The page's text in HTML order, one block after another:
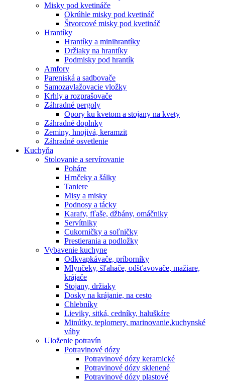
Misky pod kvetináče
Okrúhle misky pod kvetináč
Štvorcové misky pod kvetináč
Hrantíky
Hrantíky a minihrantíky
Držiaky na hrantíky
Podmisky pod hrantík
Amfory
Pareniská a sadbovače
Samozavlažovacie vložky
Krhly a rozprašovače
Záhradné pergoly
Opory ku kvetom a stojany na kvety
Záhradné doplnky
Zeminy, hnojivá, keramzit
Záhradné osvetlenie
Kuchyňa
Stolovanie a servírovanie
Poháre
Hrnčeky a šálky
Taniere
Misy a misky
Podnosy a tácky
Karafy, fľaše, džbány, omáčniky
Servítniky
Cukorničky a soľničky
Prestierania a podložky
Vybavenie kuchyne
Odkvapkávače, príborníky
Mlynčeky, šľahače, odšťavovače, mažiare,
krájače
Stojany, držiaky
Dosky na krájanie, na cesto
Chlebníky
Lieviky, sitká, cedníky, haluškáre
Minútky, teplomery, marinovanie,kuchynské
váhy
Uloženie potravín
Potravinové dózy
Potravinové dózy keramické
Potravinové dózy sklenené
Potravinové dózy plastové